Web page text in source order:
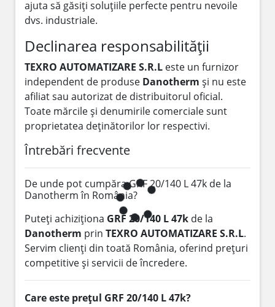
ajuta să găsiți soluțiile perfecte pentru nevoile
dvs. industriale.
Declinarea responsabilității
TEXRO AUTOMATIZARE S.R.L este un furnizor
independent de produse Danotherm și nu este
afiliat sau autorizat de distribuitorul oficial.
Toate mărcile și denumirile comerciale sunt
proprietatea deținătorilor lor respectivi.
Întrebări frecvente
De unde pot cumpăra GRF 20/140 L 47k de la
Danotherm în România?
Puteți achiziționa GRF 20/140 L 47k de la
Danotherm prin TEXRO AUTOMATIZARE S.R.L.
Servim clienți din toată România, oferind prețuri
competitive și servicii de încredere.
Care este prețul GRF 20/140 L 47k?